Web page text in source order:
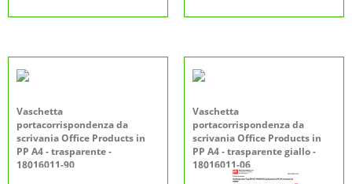
Vaschetta
portacorrispondenza da
scrivania Office Products in
PP A4 - trasparente -
18016011-90
Vaschetta
portacorrispondenza da
scrivania Office Products in
PP A4 - trasparente giallo -
18016011-06